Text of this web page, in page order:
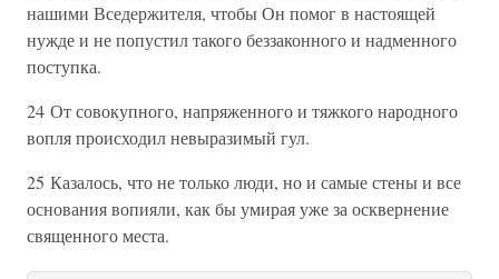
нашими Вседержителя, чтобы Он помог в настоящей
нужде и не попустил такого беззаконного и надменного
поступка.
24 От совокупного, напряженного и тяжкого народного
вопля происходил невыразимый гул.
25 Казалось, что не только люди, но и самые стены и все
основания вопияли, как бы умирая уже за осквернение
священного места.